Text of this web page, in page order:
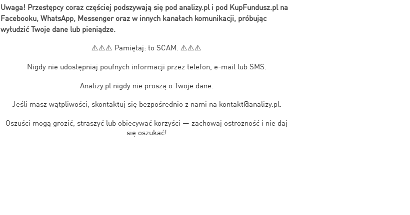
Uwaga! Przestępcy coraz częściej podszywają się pod analizy.pl i pod KupFundusz.pl na
Facebooku, WhatsApp, Messenger oraz w innych kanałach komunikacji, próbując
wyłudzić Twoje dane lub pieniądze.
⚠️⚠️⚠️ Pamiętaj: to SCAM. ⚠️⚠️⚠️
Nigdy nie udostępniaj poufnych informacji przez telefon, e-mail lub SMS.
Analizy.pl nigdy nie proszą o Twoje dane.
Jeśli masz wątpliwości, skontaktuj się bezpośrednio z nami na kontakt@analizy.pl.
Oszuści mogą grozić, straszyć lub obiecywać korzyści — zachowaj ostrożność i nie daj
się oszukać!